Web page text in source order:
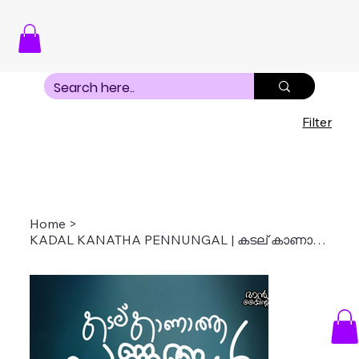
Home >
KADAL KANATHA PENNUNGAL | കടല് കാണാത്ത പെണ്ണുങ്ങൾ
Filter